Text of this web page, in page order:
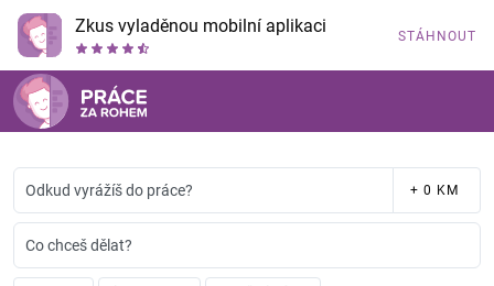
Zkus vyladěnou mobilní aplikaci STÁHNOUT
Odkud vyrážíš do práce? + 0 KM
Co chceš dělat?